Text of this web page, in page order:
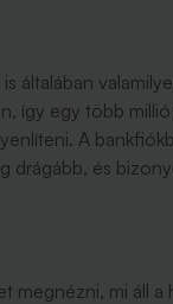
általában
így egy több
A
drágább, és
megnézni, mi áll